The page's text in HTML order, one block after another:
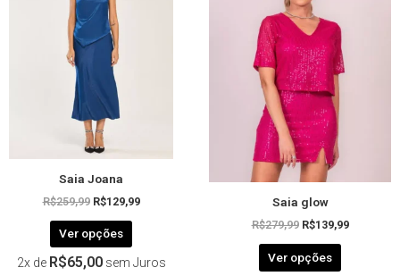
Saia Joana
R$259,99
R$259,99.
R$129,99
Ver opções
página
produto
2x de R$65,00 sem Juros
Saia glow
R$279,99
R$279,99.
R$139,99
Ver opções
variantes.
As
opções
do